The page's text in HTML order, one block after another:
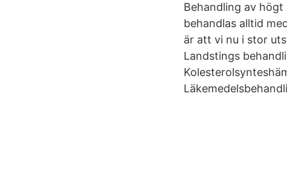
Behandling av
behandlas alltid
är att vi nu i stor
Landstings